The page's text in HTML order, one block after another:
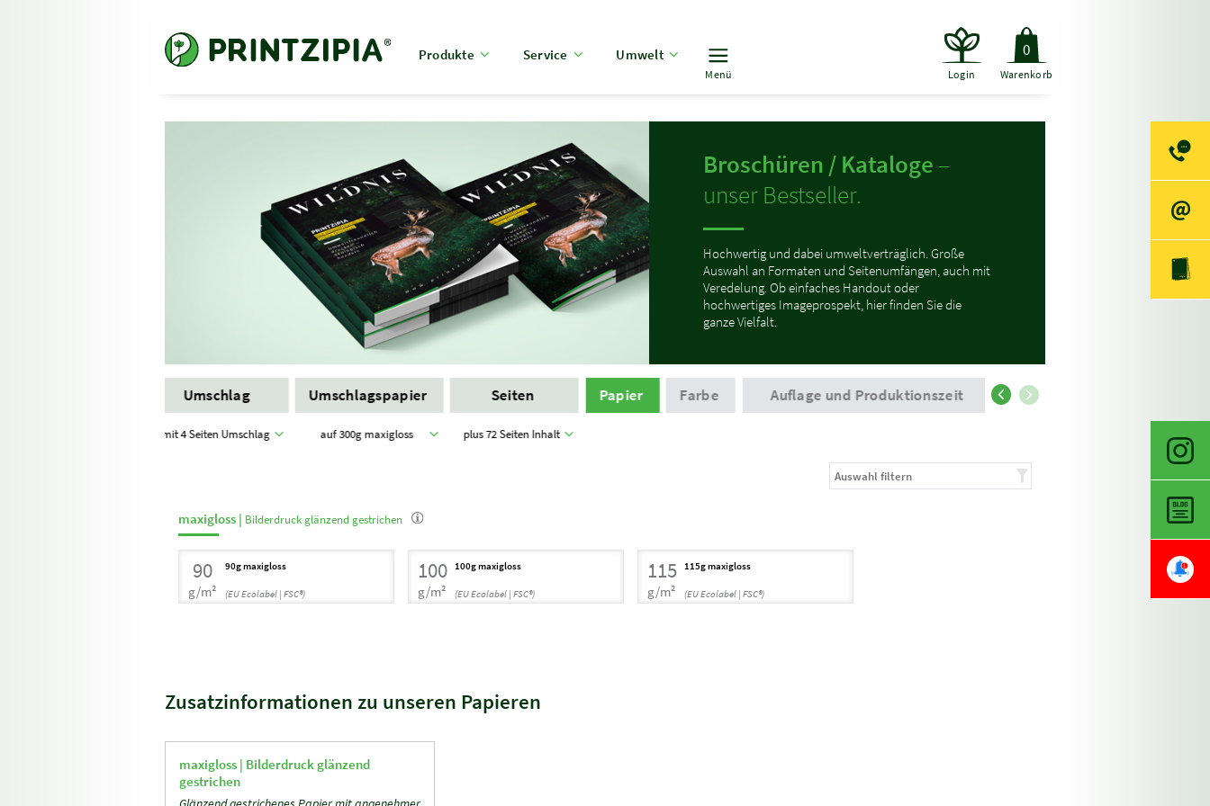
Produkte Service Umwelt
Menü Login Warenkorb
0
Broschüren / Kataloge –
unser Bestseller.
Hochwertig und dabei umweltverträglich. Große
Auswahl an Formaten und Seitenumfängen, auch mit
Veredelung. Ob einfaches Handout oder
hochwertiges Imageprospekt, hier finden Sie die
ganze Vielfalt.
Umschlag
mit 4 Seiten Umschlag
Umschlagspapier
auf 300g maxigloss
Seiten
plus 72 Seiten Inhalt
Papier Farbe Auflage und Produktionszeit
maxigloss | Bilderdruck glänzend gestrichen
90
g/m²
90g maxigloss
(EU Ecolabel | FSC®)
100
g/m²
100g maxigloss
(EU Ecolabel | FSC®)
115
g/m²
115g maxigloss
(EU Ecolabel | FSC®)
Zusatzinformationen zu unseren Papieren
maxigloss | Bilderdruck glänzend
gestrichen